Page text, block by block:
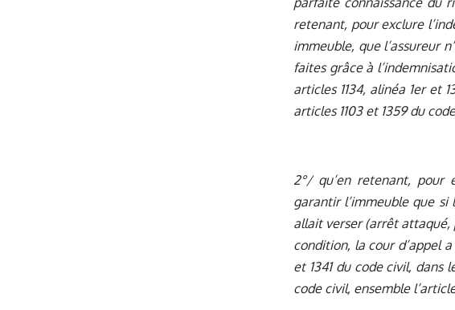
retenant, pour exclure
immeuble, que l’assureur
faites grâce à
articles 1134, alinéa 1er et
articles 1103 et 1359 du
2°/ qu’en retenant, pour
garantir l’immeuble que si
allait verser (arrêt attaqué,
condition, la cour d’appel
et 1341 du code civil, dans
code civil, ensemble